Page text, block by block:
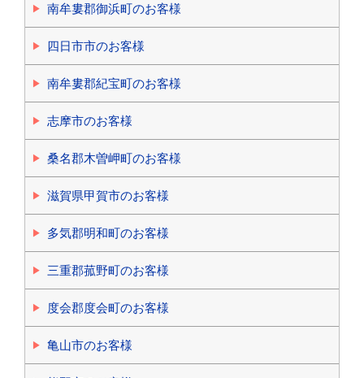
南牟婁郡御浜町のお客様
四日市市のお客様
南牟婁郡紀宝町のお客様
志摩市のお客様
桑名郡木曽岬町のお客様
滋賀県甲賀市のお客様
多気郡明和町のお客様
三重郡菰野町のお客様
度会郡度会町のお客様
亀山市のお客様